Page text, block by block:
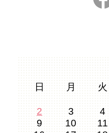
日 月 火
2
3 4
9
10 11